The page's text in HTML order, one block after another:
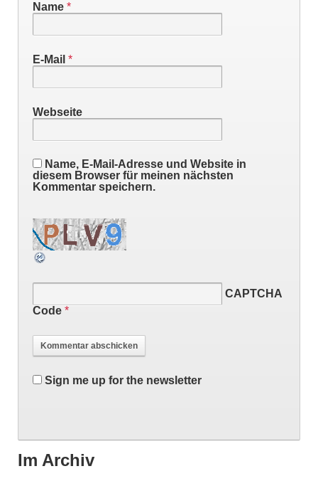
Name *
E-Mail *
Webseite
Name, E-Mail-Adresse und Website in
diesem Browser für meinen nächsten
Kommentar speichern.
CAPTCHA
Code *
Sign me up for the newsletter
Im Archiv